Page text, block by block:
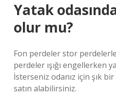
Yatak
olur mu?
Fon perdeler stor
perdeler ışığı engellerken
İsterseniz odanız için şık
satın alabilirsiniz.